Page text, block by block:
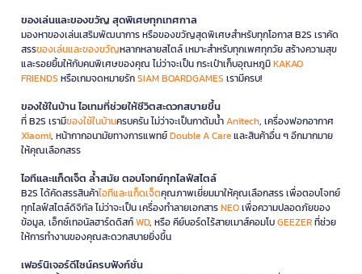
ของเล่นและของขวัญ สุดพิเศษทุกเทศกาล
มองหาของเล่นเสริมพัฒนาการ หรือของขวัญสุดพิเศษสำหรับทุกโอกาส B2S เราคัด
สรรของเล่นและของขวัญหลากหลายสไตล์ เหมาะสำหรับทุกเพศทุกวัย สร้างความสุข
และรอยยิ้มให้กับคนพิเศษของคุณ ไม่ว่าจะเป็น กระเป๋าเก็บอุณหภูมิKAKAO
FRIENDS หรือเกมจดหมายรักSIAM BOARDGAMES เรามีครบ!
ของใช้ในบ้าน ไอเทมที่ช่วยให้ชีวิตสะดวกสบายขึ้น
ที่ B2S เรามีของใช้ในบ้านครบครัน ไม่ว่าจะเป็นกาต้มน้ำAnitech, เครื่องฟอกอากาศ
Xiaomi, หน้ากากอนามัยทางการแพทย์Double A Careและสินค้าอื่น ๆ อีกมากมาย
ให้คุณเลือกสรร
ไอทีและแก็ดเจ็ต ล้ำสมัย ตอบโจทย์ทุกไลฟ์สไตล์
B2S ได้คัดสรรสินค้าไอทีและแก็ดเจ็ตคุณภาพเยี่ยมมาให้คุณเลือกสรร เพื่อตอบโจทย์
ทุกไลฟ์สไตล์ดิจิทัล ไม่ว่าจะเป็น เครื่องทำลายเอกสารNEOเพื่อความปลอดภัยของ
ข้อมูล, เอ็กซ์เทอนัลฮาร์ดดิสก์WD, หรือ คีย์บอร์ดไร้สายเมาส์คอมโบGEEZERที่ช่วย
ให้การทำงานของคุณสะดวกสบายยิ่งขึ้น
เฟอร์นิเจอร์ดีไซน์ครบฟังก์ชั่น